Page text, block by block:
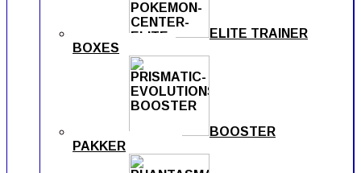
ELITE TRAINER
BOXES
BOOSTER
PAKKER